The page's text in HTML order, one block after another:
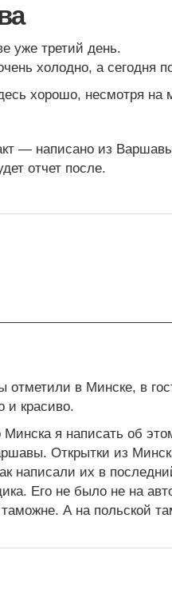
уже третий день.
холодно, а сегодня
хорошо, несмотря на
— написано из
отчет после.
отметили в Минске, в
и красиво.
Минска я написать об
Открытки из
написали их в
Его не было не на
таможне. А на польской